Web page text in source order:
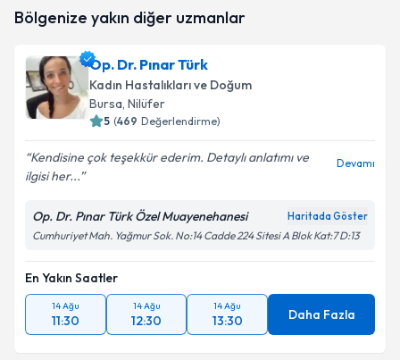
Takvim Talebini Gönder
oluşturun. Size bu uzmandan randevu almanız için bir
E-posta Adresiniz
Kişisel verilerimin işlenmesine ilişkinAydınlatma
Bölgenize yakın diğer uzmanlar
Op. Dr. Pınar Türk
Kadın Hastalıkları ve Doğum
Bursa, Nilüfer
5 (469 Değerlendirme)
Kendisine çok teşekkür ederim. Detaylı anlatımı ve
ilgisi her...
Devamı
Op. Dr. Pınar Türk Özel Muayenehanesi Haritada Göster
Cumhuriyet Mah. Yağmur Sok. No:14 Cadde 224 Sitesi A Blok Kat:7 D:13
En Yakın Saatler
14 Ağu
11:30
14 Ağu
12:30
14 Ağu
13:30 Daha Fazla